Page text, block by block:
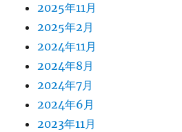
2025年11月
2025年2月
2024年11月
2024年8月
2024年7月
2024年6月
2023年11月